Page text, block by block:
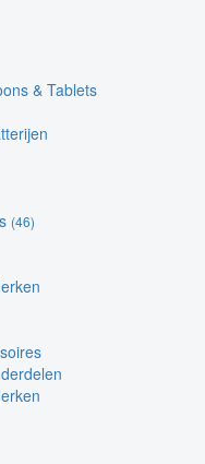
& Tablets
(46)